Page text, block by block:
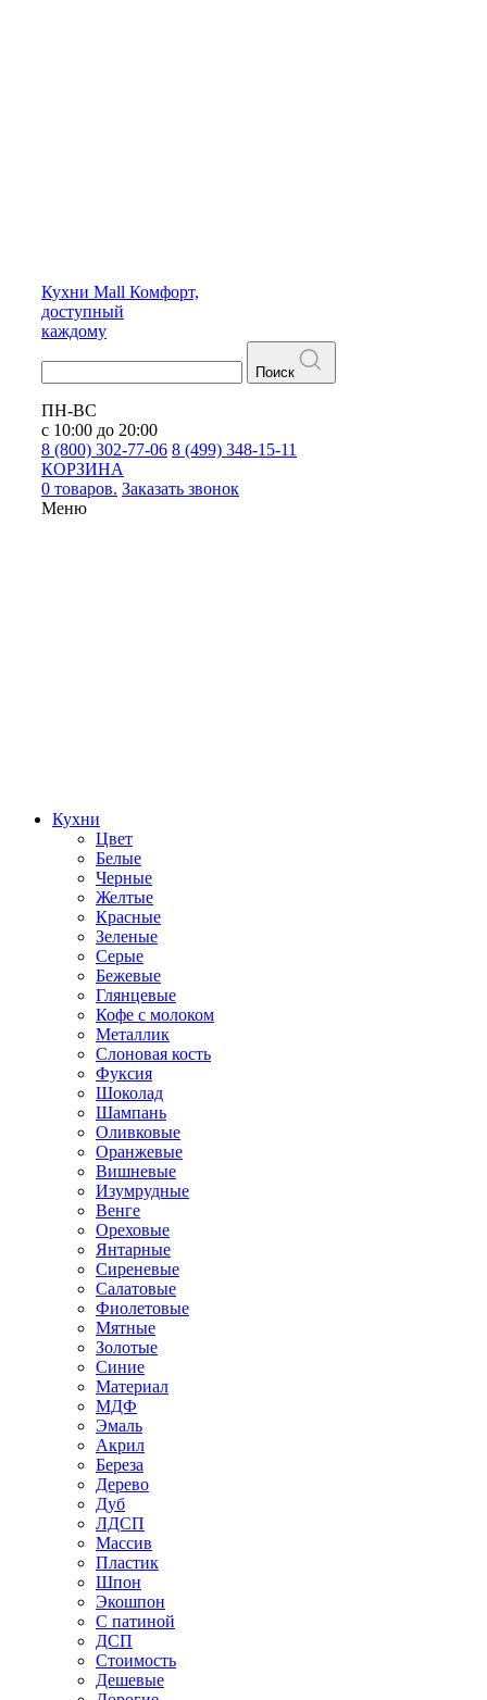
Кухни Mall Комфорт,
доступный
каждому
Поиск
ПН-ВС
с 10:00 до 20:00
8 (800) 302-77-06 8 (499) 348-15-11
КОРЗИНА
0 товаров. Заказать звонок
Меню
Кухни
Цвет
Белые
Черные
Желтые
Красные
Зеленые
Серые
Бежевые
Глянцевые
Кофе с молоком
Металлик
Слоновая кость
Фуксия
Шоколад
Шампань
Оливковые
Оранжевые
Вишневые
Изумрудные
Венге
Ореховые
Янтарные
Сиреневые
Салатовые
Фиолетовые
Мятные
Золотые
Синие
Материал
МДФ
Эмаль
Акрил
Береза
Дерево
Дуб
ЛДСП
Массив
Пластик
Шпон
Экошпон
С патиной
ДСП
Стоимость
Дешевые